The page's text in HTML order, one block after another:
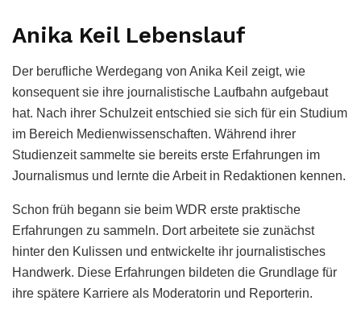
Anika Keil Lebenslauf
Der berufliche Werdegang von Anika Keil zeigt, wie
konsequent sie ihre journalistische Laufbahn aufgebaut
hat. Nach ihrer Schulzeit entschied sie sich für ein Studium
im Bereich Medienwissenschaften. Während ihrer
Studienzeit sammelte sie bereits erste Erfahrungen im
Journalismus und lernte die Arbeit in Redaktionen kennen.
Schon früh begann sie beim WDR erste praktische
Erfahrungen zu sammeln. Dort arbeitete sie zunächst
hinter den Kulissen und entwickelte ihr journalistisches
Handwerk. Diese Erfahrungen bildeten die Grundlage für
ihre spätere Karriere als Moderatorin und Reporterin.